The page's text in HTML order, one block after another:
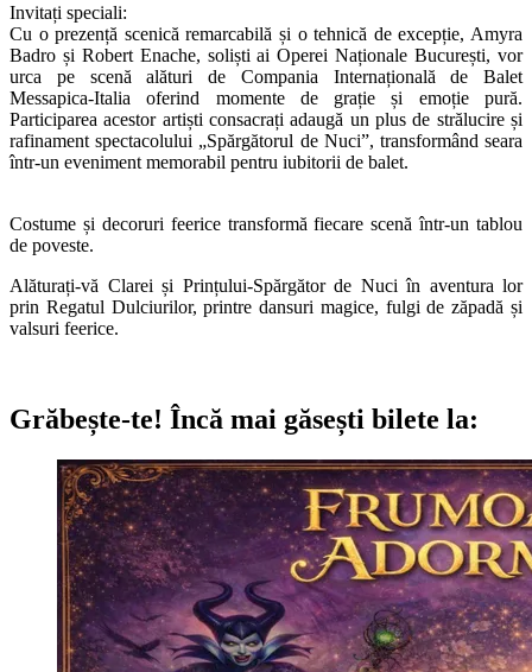
Invitați speciali:
Cu o prezență scenică remarcabilă și o tehnică de excepție, Amyra
Badro și Robert Enache, soliști ai Operei Naționale București, vor
urca pe scenă alături de Compania Internațională de Balet
Messapica-Italia oferind momente de grație și emoție pură.
Participarea acestor artiști consacrați adaugă un plus de strălucire și
rafinament spectacolului „Spărgătorul de Nuci”, transformând seara
într-un eveniment memorabil pentru iubitorii de balet.
Costume și decoruri feerice transformă fiecare scenă într-un tablou
de poveste.
Alăturați-vă Clarei și Prințului-Spărgător de Nuci în aventura lor
prin Regatul Dulciurilor, printre dansuri magice, fulgi de zăpadă și
valsuri feerice.
Grăbește-te! Încă mai găsești bilete la: